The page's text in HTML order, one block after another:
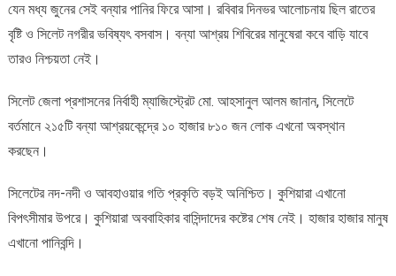
যেন মধ্য জুনের সেই বন্যার পানির ফিরে আসা। রবিবার দিনভর আলোচনায় ছিল রাতের
বৃষ্টি ও সিলেট নগরীর ভবিষ্যৎ বসবাস। বন্যা আশ্রয় শিবিরের মানুষেরা কবে বাড়ি যাবে
তারও নিশ্চয়তা নেই।
সিলেট জেলা প্রশাসনের নির্বাহী ম্যাজিস্ট্রেট মো. আহসানুল আলম জানান, সিলেটে
বর্তমানে ২১৫টি বন্যা আশ্রয়কেন্দ্রে ১০ হাজার ৮১০ জন লোক এখনো অবস্থান
করছেন।
সিলেটের নদ-নদী ও আবহাওয়ার গতি প্রকৃতি বড়ই অনিশ্চিত। কুশিয়ারা এখানো
বিপৎসীমার উপরে। কুশিয়ারা অববাহিকার বাসিন্দাদের কষ্টের শেষ নেই। হাজার হাজার মানুষ
এখানো পানিবন্দি।